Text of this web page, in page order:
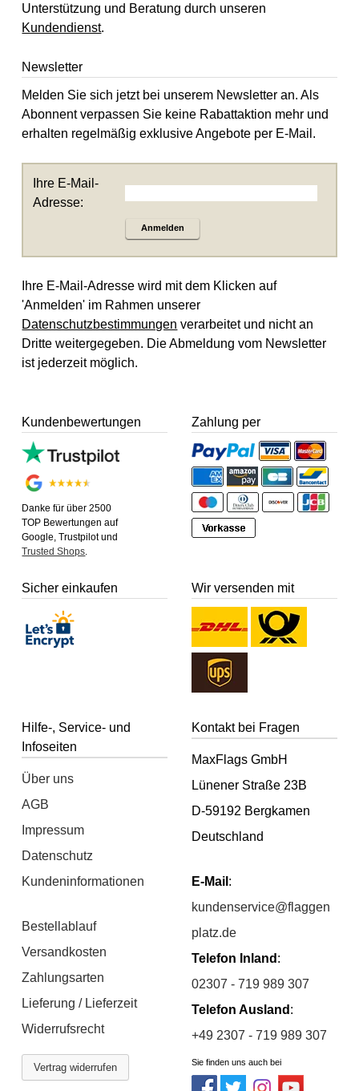
Unterstützung und Beratung durch unseren
Kundendienst.
Newsletter
Melden Sie sich jetzt bei unserem Newsletter an. Als
Abonnent verpassen Sie keine Rabattaktion mehr und
erhalten regelmäßig exklusive Angebote per E-Mail.
Ihre E-Mail-
Adresse:
Anmelden
Ihre E-Mail-Adresse wird mit dem Klicken auf
'Anmelden' im Rahmen unserer
Datenschutzbestimmungen verarbeitet und nicht an
Dritte weitergegeben. Die Abmeldung vom Newsletter
ist jederzeit möglich.
Kundenbewertungen
Danke für über 2500
TOP Bewertungen auf
Google, Trustpilot und
Trusted Shops.
Zahlung per
Sicher einkaufen Wir versenden mit
Hilfe-, Service- und
Infoseiten
Über uns
AGB
Impressum
Datenschutz
Kundeninformationen
Bestellablauf
Versandkosten
Zahlungsarten
Lieferung / Lieferzeit
Widerrufsrecht
Vertrag widerrufen
Kontakt bei Fragen
MaxFlags GmbH
Lünener Straße 23B
D-59192 Bergkamen
Deutschland
E-Mail :
kundenservice@flaggen
platz.de
Telefon Inland :
02307 - 719 989 307
Telefon Ausland :
+49 2307 - 719 989 307
Sie finden uns auch bei